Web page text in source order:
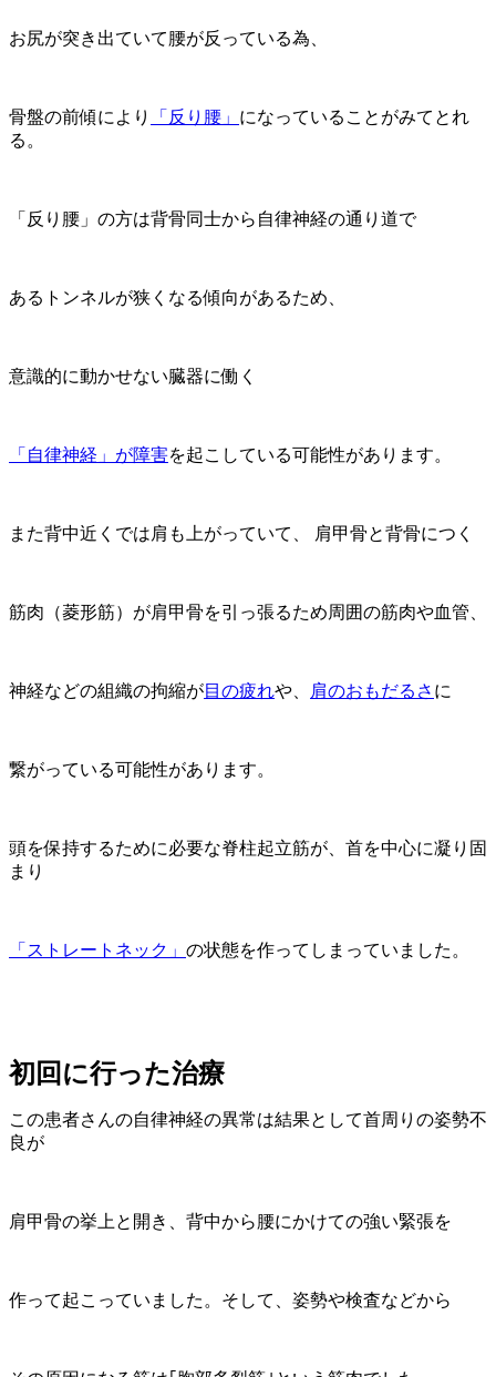
お尻が突き出ていて腰が反っている為、
骨盤の前傾により 「反り腰」 になっていることがみてとれ
る。
「反り腰」の方は背骨同士から自律神経の通り道で
あるトンネルが狭くなる傾向があるため、
意識的に動かせない臓器に働く
「自律神経」が障害を起こしている可能性があります。
また背中近くでは肩も上がっていて、 肩甲骨と背骨につく
筋肉（菱形筋）が肩甲骨を引っ張るため周囲の筋肉や血管、
神経などの組織の拘縮が目の疲れや、 肩のおもだるさ に
繋がっている可能性があります。
頭を保持するために必要な脊柱起立筋が、首を中心に凝り固
まり
「ストレートネック」 の状態を作ってしまっていました。
初回に行った治療
この患者さんの自律神経の異常は結果として首周りの姿勢不
良が
肩甲骨の挙上と開き、背中から腰にかけての強い緊張を
作って起こっていました。そして、姿勢や検査などから